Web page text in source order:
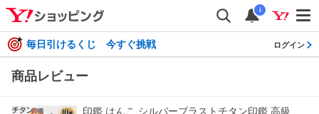
i
毎日引けるくじ 今すぐ挑戦 ログイン
商品レビュー